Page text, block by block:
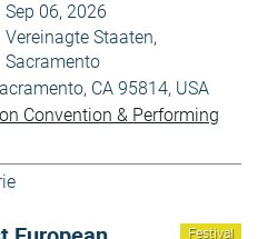
Sep 06, 2026
Vereinagte Staaten,
Sacramento
CA 95814, USA
Convention & Performing
Festival